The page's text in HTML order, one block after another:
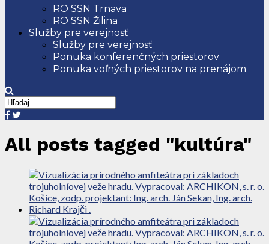
RO SSN Trnava
RO SSN Žilina
Služby pre verejnosť
Služby pre verejnosť
Ponuka konferenčných priestorov
Ponuka voľných priestorov na prenájom
All posts tagged "kultúra"